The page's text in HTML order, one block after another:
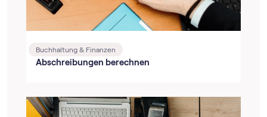
Buchhaltung & Finanzen
Abschreibungen berechnen